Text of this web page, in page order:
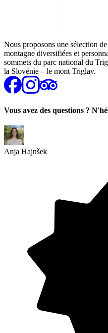
Nous proposons une sélection
montagne diversifiées et
sommets du parc national du
la Slovénie – le mont Triglav.
Vous avez des questions ?
Anja Hajnšek